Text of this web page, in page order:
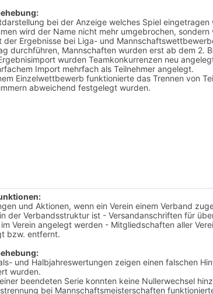
bei der Anzeige welches Spiel eingetragen
wird der Name nicht mehr umgebrochen, sondern
der Ergebnisse bei Liga- und
durchführen, Mannschaften wurden erst ab dem 2.
wurden Teamkonkurrenzen neu
Import mehrfach als Teilnehmer angelegt.
Einzelwettbewerb funktionierte das Trennen von
abweichend festgelegt wurden.
und Aktionen, wenn ein Verein einem Verband
der Verbandsstruktur ist - Versandanschriften für
Verein angelegt werden - Mitgliedschaften aller
bzw. entfernt.
und Halbjahreswertungen zeigen einen falschen
wurden.
beendeten Serie konnten keine Nullerwechsel
bei Mannschaftsmeisterschaften